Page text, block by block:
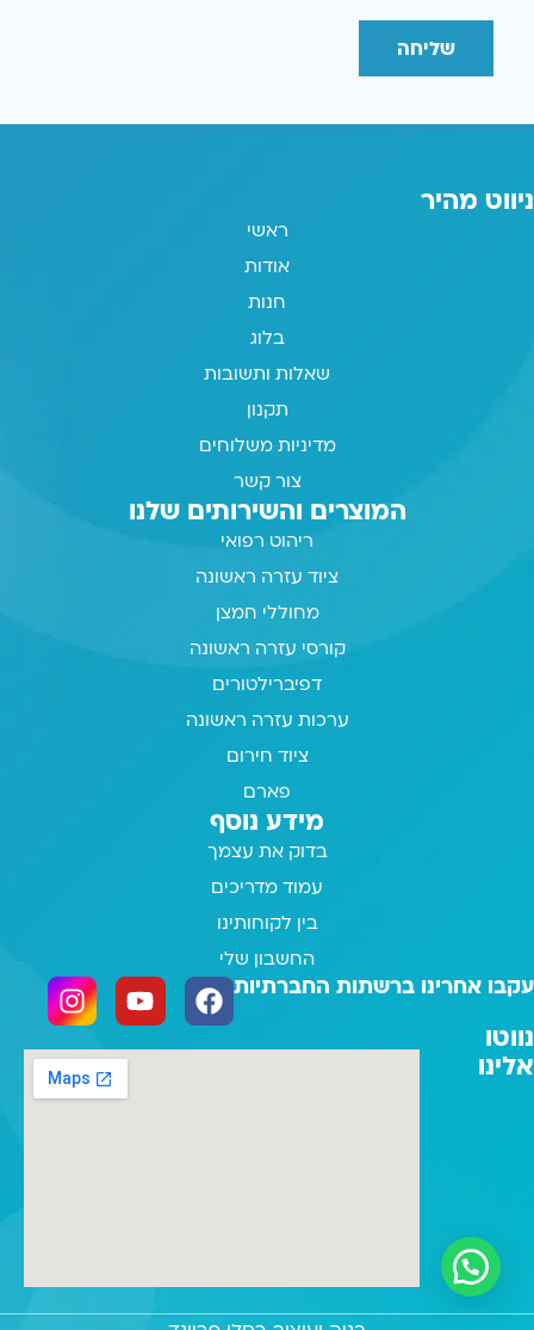
שליחה
ניווט מהיר
ראשי
אודות
חנות
בלוג
שאלות ותשובות
תקנון
מדיניות משלוחים
צור קשר
המוצרים והשירותים שלנו
ריהוט רפואי
ציוד עזרה ראשונה
מחוללי חמצן
קורסי עזרה ראשונה
דפיברילטורים
ערכות עזרה ראשונה
ציוד חירום
פארם
מידע נוסף
בדוק את עצמך
עמוד מדריכים
בין לקוחותינו
החשבון שלי
עקבו אחרינו ברשתות החברתיות
נווטו
אלינו